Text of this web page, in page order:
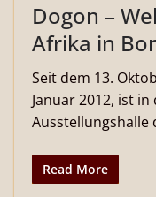
Dogon –
Afrika in
Seit dem 13.
Januar 2012, ist
Ausstellungshalle
Read More